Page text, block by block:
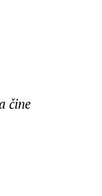
čine